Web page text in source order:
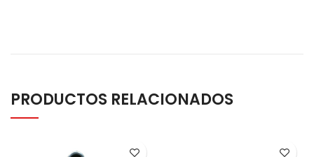
PRODUCTOS RELACIONADOS